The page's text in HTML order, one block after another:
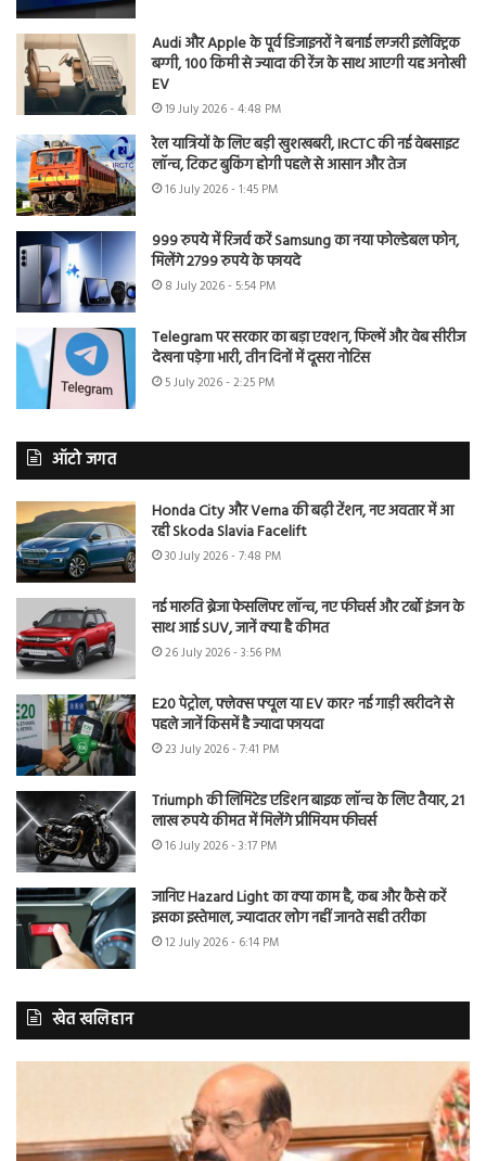
Audi और Apple के पूर्व डिजाइनरों ने बनाई लग्जरी इलेक्ट्रिक
बग्गी, 100 किमी से ज्यादा की रेंज के साथ आएगी यह अनोखी
EV
19 July 2026 - 4:48 PM
रेल यात्रियों के लिए बड़ी खुशखबरी, IRCTC की नई वेबसाइट
लॉन्च, टिकट बुकिंग होगी पहले से आसान और तेज
16 July 2026 - 1:45 PM
999 रुपये में रिजर्व करें Samsung का नया फोल्डेबल फोन,
मिलेंगे 2799 रुपये के फायदे
8 July 2026 - 5:54 PM
Telegram पर सरकार का बड़ा एक्शन, फिल्में और वेब सीरीज
देखना पड़ेगा भारी, तीन दिनों में दूसरा नोटिस
5 July 2026 - 2:25 PM
ऑटो जगत
Honda City और Verna की बढ़ी टेंशन, नए अवतार में आ
रही Skoda Slavia Facelift
30 July 2026 - 7:48 PM
नई मारुति ब्रेजा फेसलिफ्ट लॉन्च, नए फीचर्स और टर्बो इंजन के
साथ आई SUV, जानें क्या है कीमत
26 July 2026 - 3:56 PM
E20 पेट्रोल, फ्लेक्स फ्यूल या EV कार? नई गाड़ी खरीदने से
पहले जानें किसमें है ज्यादा फायदा
23 July 2026 - 7:41 PM
Triumph की लिमिटेड एडिशन बाइक लॉन्च के लिए तैयार, 21
लाख रुपये कीमत में मिलेंगे प्रीमियम फीचर्स
16 July 2026 - 3:17 PM
जानिए Hazard Light का क्या काम है, कब और कैसे करें
इसका इस्तेमाल, ज्यादातर लोग नहीं जानते सही तरीका
12 July 2026 - 6:14 PM
खेत खलिहान